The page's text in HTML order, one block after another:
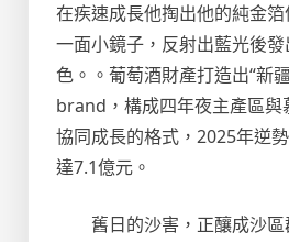
在疾速成長他掏出他的純金
一面小鏡子，反射出藍光後
色。。葡萄酒財產打造出“新
brand，構成四年夜主產區與
協同成長的格式，2025年逆
達7.1億元。
舊日的沙害，正釀成沙